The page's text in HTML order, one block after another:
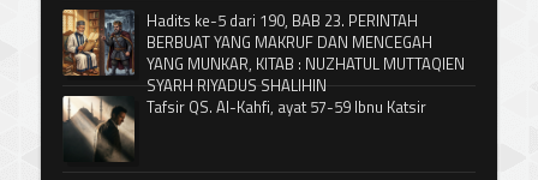
Hadits ke-5 dari 190, BAB 23. PERINTAH
BERBUAT YANG MAKRUF DAN MENCEGAH
YANG MUNKAR, KITAB : NUZHATUL MUTTAQIEN
SYARH RIYADUS SHALIHIN
Tafsir QS. Al-Kahfi, ayat 57-59 Ibnu Katsir